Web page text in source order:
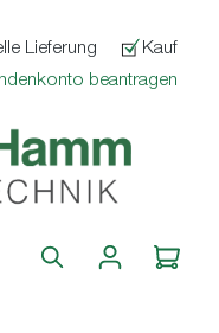
Lieferung
Kauf
beantragen